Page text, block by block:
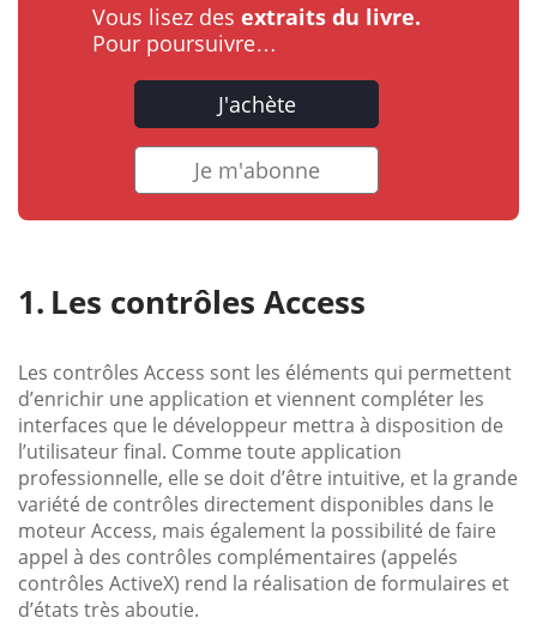
Vous lisez des extraits du livre.
Pour poursuivre…
J'achète
Je m'abonne
Les contrôles Access
Les contrôles Access sont les éléments qui permettent
d’enrichir une application et viennent compléter les
interfaces que le développeur mettra à disposition de
l’utilisateur final. Comme toute application
professionnelle, elle se doit d’être intuitive, et la grande
variété de contrôles directement disponibles dans le
moteur Access, mais également la possibilité de faire
appel à des contrôles complémentaires (appelés
contrôles ActiveX) rend la réalisation de formulaires et
d’états très aboutie.